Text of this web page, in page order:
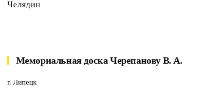
Челядин
Мемориальная доска Черепанову В. А.
г. Липецк